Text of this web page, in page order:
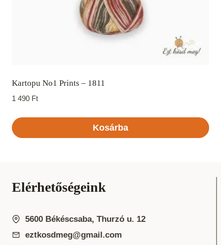
Kartopu No1 Prints – 1811
1 490 Ft
Kosárba
Elérhetőségeink
5600 Békéscsaba, Thurzó u. 12
eztkosdmeg@gmail.com